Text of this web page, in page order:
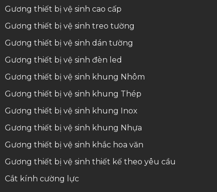
Gương thiết bị vệ sinh cao cấp
Gương thiết bị vệ sinh treo tường
Gương thiết bị vệ sinh dán tường
Gương thiết bị vệ sinh đèn led
Gương thiết bị vệ sinh khung Nhôm
Gương thiết bị vệ sinh khung Thép
Gương thiết bị vệ sinh khung Inox
Gương thiết bị vệ sinh khung Nhựa
Gương thiết bị vệ sinh khắc hoa văn
Gương thiết bị vệ sinh thiết kế theo yêu cầu
Cắt kính cường lực